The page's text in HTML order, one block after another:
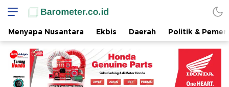
Menyapa Nusantara Ekbis Daerah Politik &